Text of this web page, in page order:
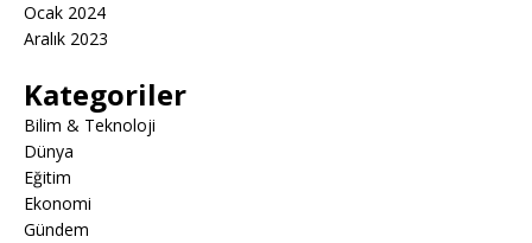
Ocak 2024
Aralık 2023
Kategoriler
Bilim & Teknoloji
Dünya
Eğitim
Ekonomi
Gündem